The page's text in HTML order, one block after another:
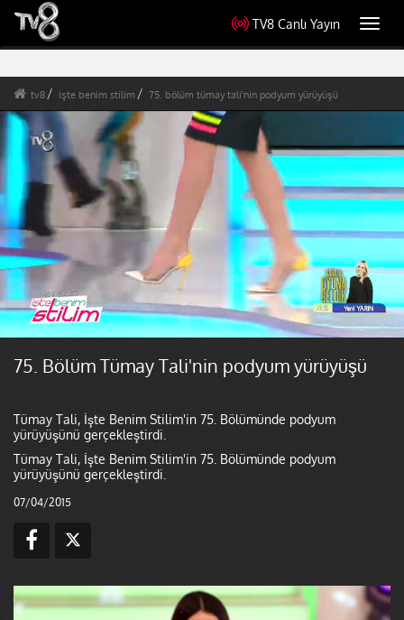
TV8 Canlı Yayın
tv8 işte benim stilim 75. bölüm tümay tali'nin podyum yürüyüşü
75. Bölüm Tümay Tali'nin podyum yürüyüşü
Tümay Tali, İşte Benim Stilim'in 75. Bölümünde podyum
yürüyüşünü gerçekleştirdi.
Tümay Tali, İşte Benim Stilim'in 75. Bölümünde podyum
yürüyüşünü gerçekleştirdi.
07/04/2015